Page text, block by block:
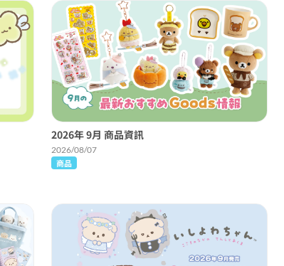
2026年 9月 商品資訊
2026/08/07
商品